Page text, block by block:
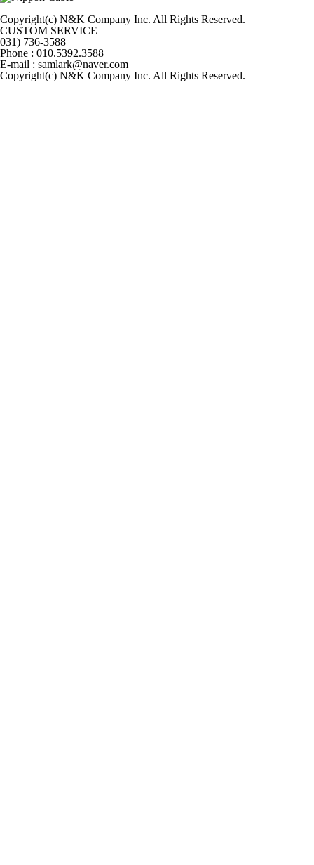
Copyright(c) N&K Company Inc. All Rights Reserved.
CUSTOM SERVICE
031) 736-3588
Phone : 010.5392.3588
E-mail : samlark@naver.com
Copyright(c) N&K Company Inc. All Rights Reserved.